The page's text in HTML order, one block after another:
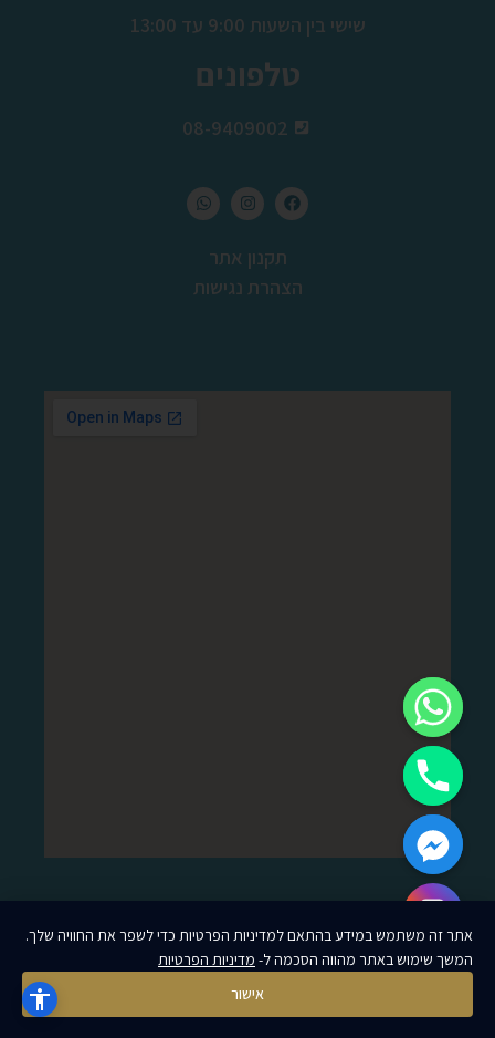
שישי בין השעות 9:00 עד 13:00
טלפונים
08-9409002
תקנון אתר
הצהרת נגישות
פותח ועוצב על ידי MoreVision
אתר זה משתמש במידע בהתאם למדיניות הפרטיות כדי לשפר את החוויה שלך.
המשך שימוש באתר מהווה הסכמה ל- מדיניות הפרטיות
אישור
Hide